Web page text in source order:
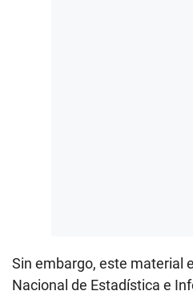
Sin embargo, este material
Nacional de Estadística e